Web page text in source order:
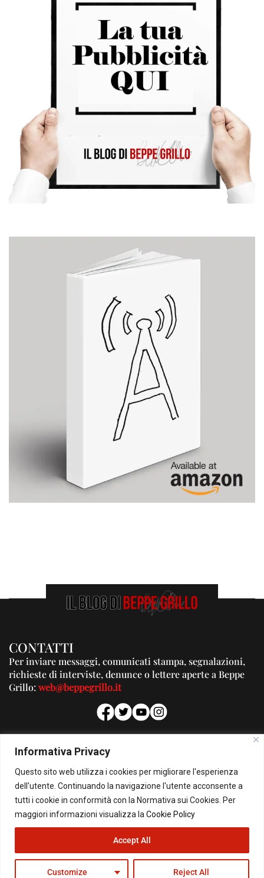
Informativa Privacy
Questo sito web utilizza i cookies per migliorare l'esperienza
dell'utente. Continuando la navigazione l'utente acconsente a
tutti i cookie in conformità con la Normativa sui Cookies. Per
maggiori informazioni visualizza la Cookie Policy
Customize Reject All
Accept All
CONTATTI
Per inviare messaggi, comunicati stampa, segnalazioni,
richieste di interviste, denunce o lettere aperte a Beppe
Grillo:web@beppegrillo.it
PUBBLICITA'
Per la tua pubblicità su questo Blog:
pubblicita@beppegrillo.it
© Copyright 2026 - Il Blog di Beppe Grillo. All Rights Reserved - Powered by
happygrafic.com